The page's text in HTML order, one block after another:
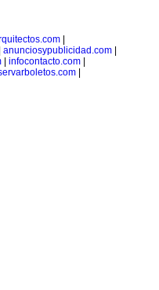
anunciosypublicidad.com|
infocontacto.com
|